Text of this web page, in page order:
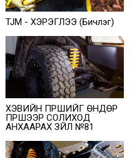
TJM - ХЭРЭГЛЭЭ (Бичлэг)
ХЭВИЙН ПҮРШИЙГ ӨНДӨР
ПҮРШЭЭР СОЛИХОД
АНХААРАХ ЗҮЙЛ №81